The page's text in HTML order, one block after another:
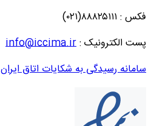
فکس : ۸۸۸۲۵۱۱۱(۰۲۱)
پست الکترونیک :info@iccima.ir
سامانه رسیدگی به شکایات اتاق ایران